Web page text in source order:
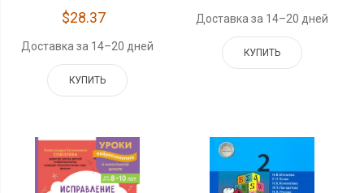
$28.37
Доставка за 14–20 дней
КУПИТЬ
Доставка за 14–20 дней
КУПИТЬ